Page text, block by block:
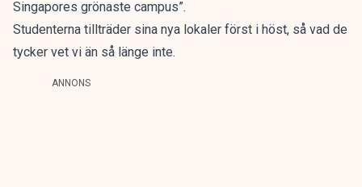
Singapores grönaste campus”.
Studenterna tillträder sina nya lokaler först i höst, så vad de
tycker vet vi än så länge inte.
ANNONS